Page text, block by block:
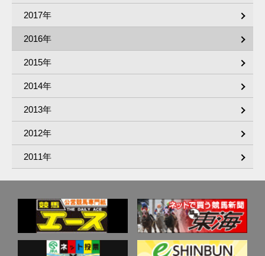
2017年
2016年
2015年
2014年
2013年
2012年
2011年